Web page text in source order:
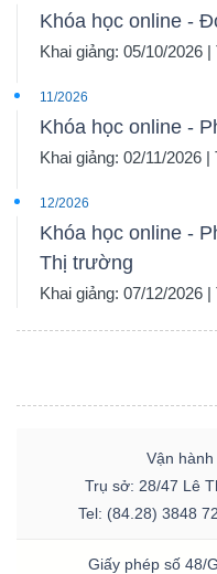
Khóa học online -
Khai giảng: 05/10/2026
11/2026
Khóa học online -
Khai giảng: 02/11/2026
12/2026
Khóa học online -
Thị trường
Khai giảng: 07/12/2026
Vận hành
Trụ sở: 28/47 Lê
Tel: (84.28) 3848
Giấy phép số 48/